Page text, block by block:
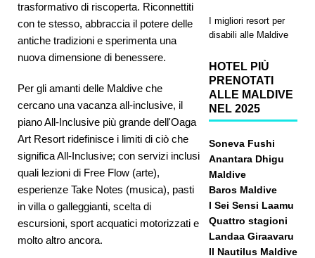
trasformativo di riscoperta. Riconnettiti
con te stesso, abbraccia il potere delle
antiche tradizioni e sperimenta una
nuova dimensione di benessere.
Per gli amanti delle Maldive che
cercano una vacanza all-inclusive, il
piano All-Inclusive più grande dell'Oaga
Art Resort ridefinisce i limiti di ciò che
significa All-Inclusive; con servizi inclusi
quali lezioni di Free Flow (arte),
esperienze Take Notes (musica), pasti
in villa o galleggianti, scelta di
escursioni, sport acquatici motorizzati e
molto altro ancora.
I migliori resort per
disabili alle Maldive
HOTEL PIÙ
PRENOTATI
ALLE MALDIVE
NEL 2025
Soneva Fushi
Anantara Dhigu
Maldive
Baros Maldive
I Sei Sensi Laamu
Quattro stagioni
Landaa Giraavaru
Il Nautilus Maldive